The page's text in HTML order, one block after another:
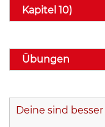
Kapitel 10)
Übungen
Deine sind